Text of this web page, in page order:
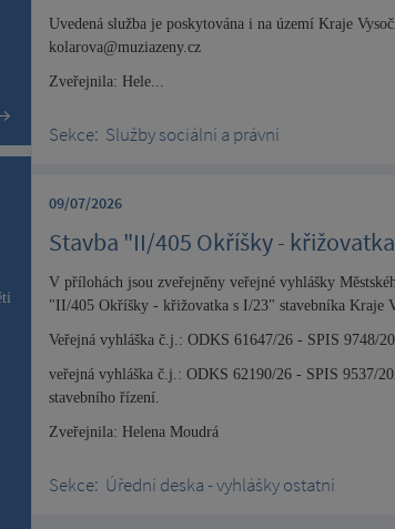
Uvedená služba je poskytována i na území Kraje
kolarova@muziazeny.cz
Zveřejnila: Hele...
Sekce: Služby sociální a právní
09/07/2026
Stavba "II/405 Okříšky -
V přílohách jsou zveřejněny veřejné vyhlášky
"II/405 Okříšky - křižovatka s I/23" stavebníka Kraje
Veřejná vyhláška č.j.: ODKS 61647/26 - SPIS 9748/
veřejná vyhláška č.j.: ODKS 62190/26 - SPIS 9537/
stavebního řízení.
Zveřejnila: Helena Moudrá
Sekce: Úřední deska - vyhlášky ostatní